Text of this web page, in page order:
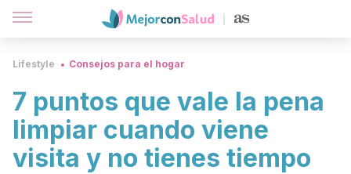
Lifestyle Consejos para el hogar
7 puntos que vale la pena
limpiar cuando viene
visita y no tienes tiempo